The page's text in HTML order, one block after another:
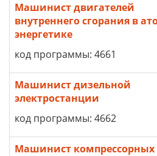
Машинист двигателей
внутреннего сгорания в
энергетике
код программы: 4661
Машинист дизельной
электростанции
код программы: 4662
Машинист компрессорных